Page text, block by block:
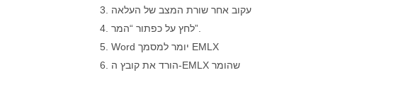
עקוב אחר שורת המצב של העלאה
לחץ על כפתור “המר”.
Word יומר למסמך EMLX
הורד את קובץ ה-EMLX שהומר